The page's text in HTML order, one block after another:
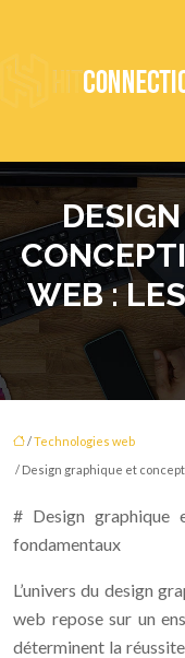
WEB :
/Technologies web
/ Design graphique et
# Design graphique
fondamentaux
L’univers du design
web repose sur un
déterminent la réussite